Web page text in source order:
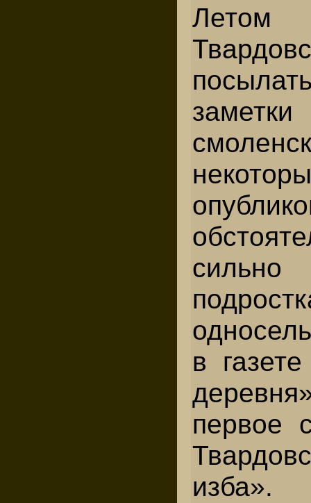
в
первое
изба».